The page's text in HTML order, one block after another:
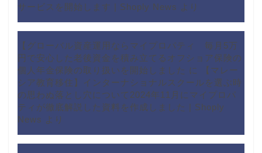
サービスを開始します | Shoply News より
【グローバル資産運用ならマイプロパティ 毎月5万
円で安心した老後資金を積み立てるオフショア保険の
個人年金保険の取り扱いを開始しました に
【マレー
シア教育移住】インターナショナルスクールを選ぶ時
の思わぬ落とし穴について2024年11月にマイプロパ
ティが徹底解説した資料を作成しました | Shoply
News より